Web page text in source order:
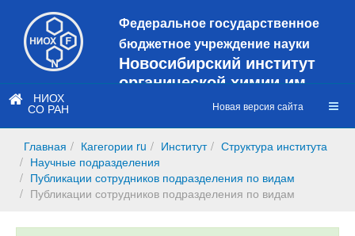
Федеральное государственное
бюджетное учреждение науки
Новосибирский институт
органической химии им.
Н.Н. Ворожцова
сайт
https://web3.nioch.nsc.ru/nioch/
НИОХ
СО РАН Новая версия сайта
Главная Кагегории ru Институт
Структура института
Научные подразделения
Публикации сотрудников подразделения по видам
Публикации сотрудников подразделения по видам